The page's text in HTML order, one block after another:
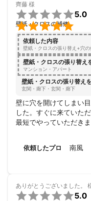
齊藤 様


5.0
壁紙・クロスの補修
依頼した内容
壁紙・クロスの張り替え+穴の
壁紙・クロスの張り替え
マンション・アパート
壁紙・クロスの張り替え
玄関・廊下・玄関・廊下
壁に穴を開けてしまい
した。すぐに来ていた
最短でやっていただき
依頼したプロ 南風
ありがとうございました。
5.0